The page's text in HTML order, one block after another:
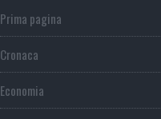
Prima pagina
Cronaca
Economia